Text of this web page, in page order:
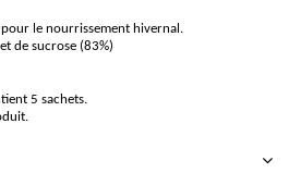
le nourrissement hivernal.
de sucrose (83%)
5 sachets.